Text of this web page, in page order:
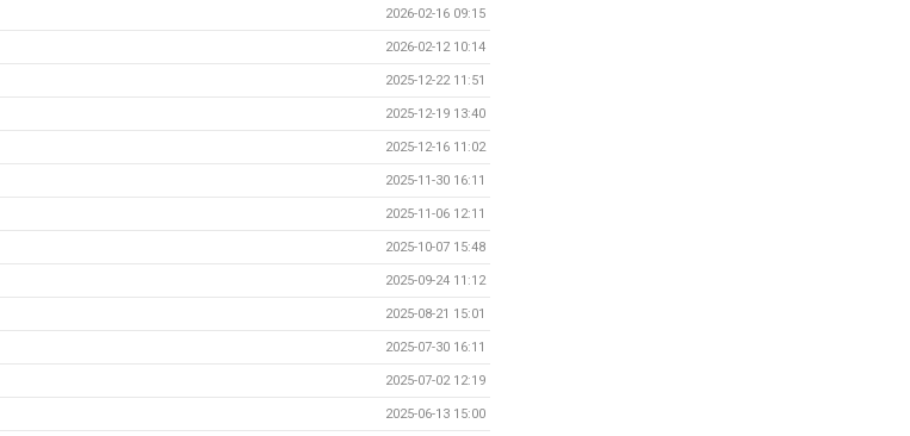
2026-02-16 09:15
2026-02-12 10:14
2025-12-22 11:51
2025-12-19 13:40
2025-12-16 11:02
2025-11-30 16:11
2025-11-06 12:11
2025-10-07 15:48
2025-09-24 11:12
2025-08-21 15:01
2025-07-30 16:11
2025-07-02 12:19
2025-06-13 15:00